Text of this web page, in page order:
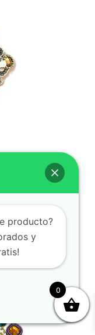
0
producto?
y